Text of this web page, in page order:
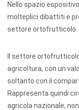
Nello spazio
molteplici dibattiti e
settore ortofrutticolo.
Il settore
agricoltura, con un
soltanto con il
Rappresenta quindi
agricola nazionale,